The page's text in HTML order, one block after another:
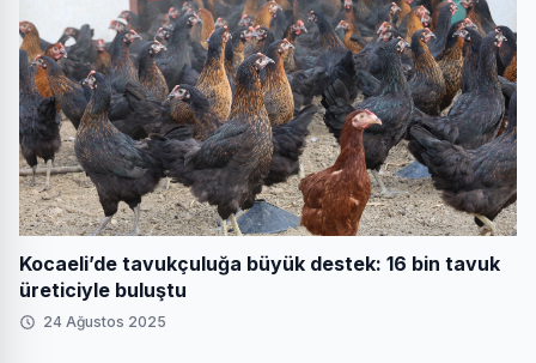
Kocaeli’de tavukçuluğa büyük destek: 16 bin tavuk
üreticiyle buluştu
24 Ağustos 2025